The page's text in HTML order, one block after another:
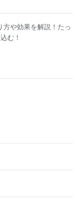
方や効果を解説！たっ
む！